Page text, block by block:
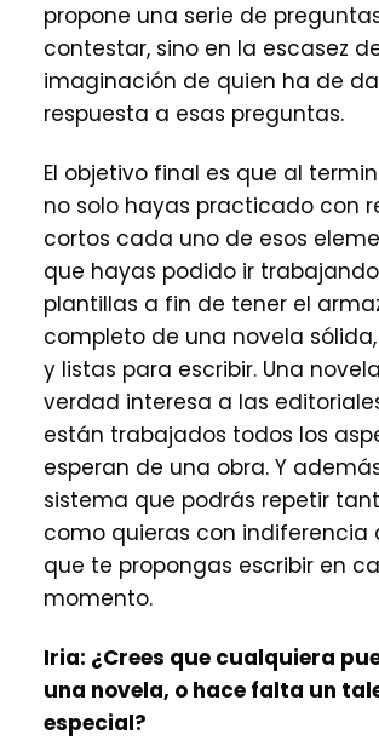
propone una serie de
contestar, sino en la escasez
imaginación de quien ha de
respuesta a esas preguntas.
El objetivo final es que al
no solo hayas practicado con
cortos cada uno de esos
que hayas podido ir
plantillas a fin de tener el
completo de una novela
y listas para escribir. Una
verdad interesa a las
están trabajados todos los
esperan de una obra. Y
sistema que podrás repetir
como quieras con indiferencia
que te propongas escribir en
momento.
Iria: ¿Crees que cualquiera
una novela, o hace falta un
especial?